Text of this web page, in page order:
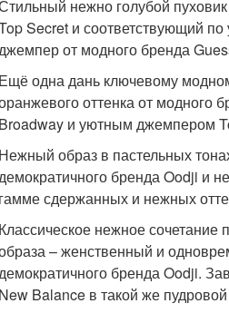
нежно голубой
Secret и соответствующий
от модного бренда
Ещё одна дань ключевому
оттенка от модного
Broadway и уютным джемпером
Нежный образ в пастельных
бренда Oodji и
гамме сдержанных и нежных
Классическое нежное
– женственный и
бренда Oodji.
New Balance в такой же